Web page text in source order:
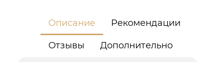
Описание Рекомендации
Отзывы Дополнительно